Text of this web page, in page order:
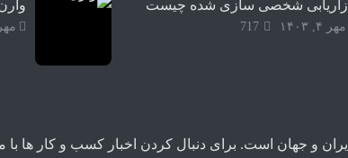
شخصی سازی شده چیست
مهر ۴, ۱۴۰۳ 717 مهر ۴, ۱۴۰۳
و جهان است. برای دنبال کردن اخبار کسب و کار ها با